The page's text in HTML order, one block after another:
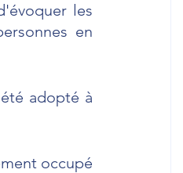
les
en
adopté à
occupé